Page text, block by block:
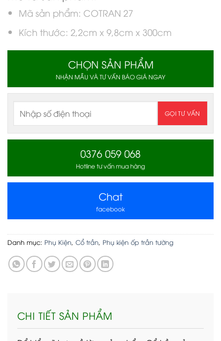
Mã sản phẩm: COTRAN 27
Kích thước: 2,2cm x 9,8cm x 300cm
CHỌN SẢN PHẨM
NHẬN MẪU VÀ TƯ VẤN BÁO GIÁ NGAY
0376 059 068
Hotline tư vấn mua hàng
Chat
facebook
Danh mục: Phụ Kiện, Cổ trần, Phụ kiện ốp trần tường
CHI TIẾT SẢN PHẨM